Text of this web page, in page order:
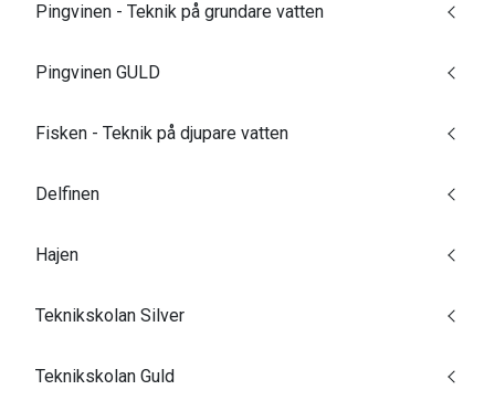
Pingvinen - Teknik på grundare vatten
Pingvinen GULD
Fisken - Teknik på djupare vatten
Delfinen
Hajen
Teknikskolan Silver
Teknikskolan Guld